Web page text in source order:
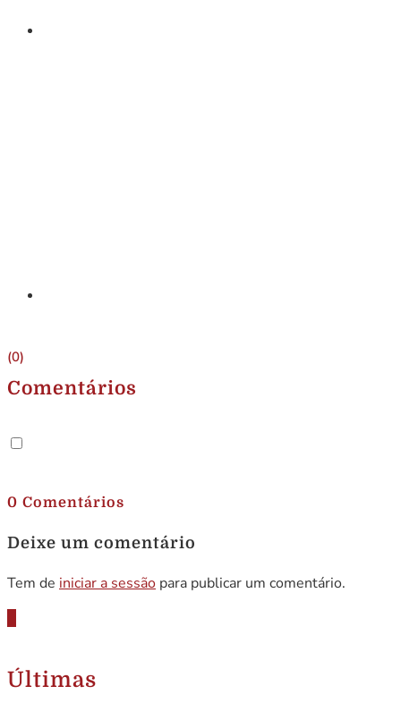
(0)
Comentários
0 Comentários
Deixe um comentário
Tem de iniciar a sessão para publicar um comentário.
Últimas